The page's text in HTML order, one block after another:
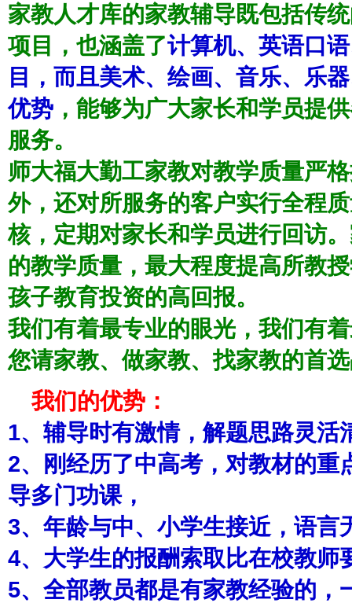
家教人才库的家教辅导既包括传
项目，也涵盖了计算机、英语口
目，而且美术、绘画、音乐、乐
优势 ，能够为广大家长和学员提
服务。
师大福大勤工家教对教学质量严
外，还对所服务的客户实行全程
核，定期对家长和学员进行回访
的教学质量，最大程度提高所教
孩子教育投资的高回报。
我们有着最专业的眼光，我们有
您请家教、做家教、找家教的首
我们的优势：
1、辅导时有激情，解题思路灵活
2、刚经历了中高考，对教材的
导多门功课，
3、年龄与中、小学生接近，语
4、大学生的报酬索取比在校教师
5、全部教员都是有家教经验的